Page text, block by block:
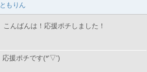
ともりん
こんばんは！応援ポチしました！
応援ポチです(*'▽')